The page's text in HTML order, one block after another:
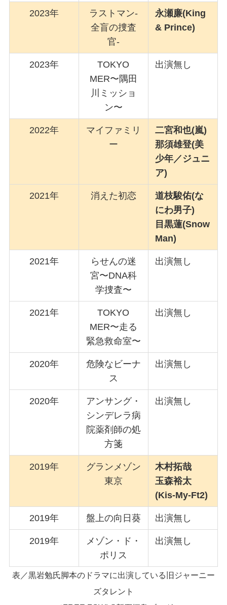
2023年
ラストマン-
全盲の捜査
官-
永瀬廉(King
& Prince)
2023年
TOKYO
MER〜隅田
川ミッショ
ン〜
出演無し
2022年
マイファミリ
ー
二宮和也(嵐)
那須雄登(美
少年／ジュニ
ア)
2021年 消えた初恋
道枝駿佑(な
にわ男子)
目黒蓮(Snow
Man)
2021年
らせんの迷
宮〜DNA科
学捜査〜
出演無し
2021年
TOKYO
MER〜走る
緊急救命室〜
出演無し
2020年
危険なビーナ
ス
出演無し
2020年
アンサング・
シンデレラ病
院薬剤師の処
方箋
出演無し
2019年
グランメゾン
東京
木村拓哉
玉森裕太
(Kis-My-Ft2)
2019年 盤上の向日葵 出演無し
2019年
メゾン・ド・
ポリス
出演無し
表／黒岩勉氏脚本のドラマに出演している旧ジャーニー
ズタレント